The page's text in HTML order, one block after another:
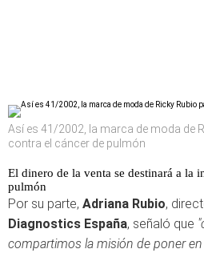
Así es 41/2002, la marca de moda de
contra el cáncer de pulmón
El dinero de la venta se destinará a la
pulmón
Por su parte, Adriana Rubio,
Diagnostics España, señaló que
compartimos la misión de poner en